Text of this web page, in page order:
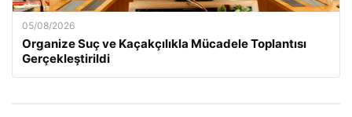
05/08/2026
Organize Suç ve Kaçakçılıkla Mücadele Toplantısı
Gerçekleştirildi